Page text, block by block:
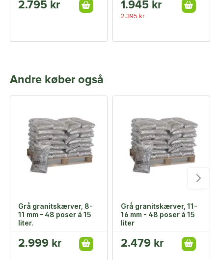
2.795 kr 1.945 kr
2.395 kr
Andre køber også
Grå granitskærver, 8-
11 mm - 48 poser á 15
liter.
2.999 kr
Grå granitskærver, 11-
16 mm - 48 poser á 15
liter
2.479 kr